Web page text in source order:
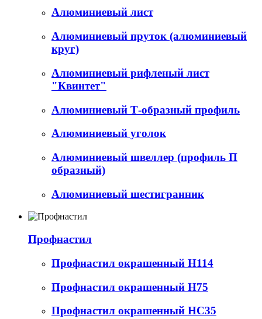
Алюминиевый лист
Алюминиевый пруток (алюминиевый
круг)
Алюминиевый рифленый лист
"Квинтет"
Алюминиевый Т-образный профиль
Алюминиевый уголок
Алюминиевый швеллер (профиль П
образный)
Алюминиевый шестигранник
Профнастил
Профнастил окрашенный Н114
Профнастил окрашенный Н75
Профнастил окрашенный НС35